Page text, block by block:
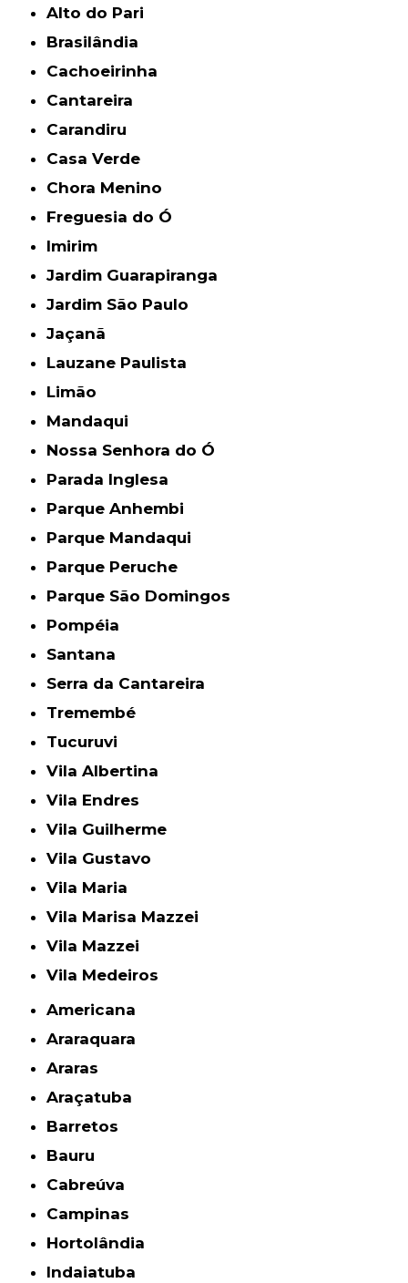
Alto do Pari
Brasilândia
Cachoeirinha
Cantareira
Carandiru
Casa Verde
Chora Menino
Freguesia do Ó
Imirim
Jardim Guarapiranga
Jardim São Paulo
Jaçanã
Lauzane Paulista
Limão
Mandaqui
Nossa Senhora do Ó
Parada Inglesa
Parque Anhembi
Parque Mandaqui
Parque Peruche
Parque São Domingos
Pompéia
Santana
Serra da Cantareira
Tremembé
Tucuruvi
Vila Albertina
Vila Endres
Vila Guilherme
Vila Gustavo
Vila Maria
Vila Marisa Mazzei
Vila Mazzei
Vila Medeiros
Americana
Araraquara
Araras
Araçatuba
Barretos
Bauru
Cabreúva
Campinas
Hortolândia
Indaiatuba